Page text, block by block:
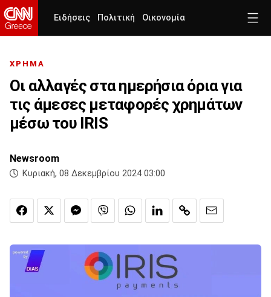
Ειδήσεις Πολιτική Οικονομία
ΧΡΗΜΑ
Οι αλλαγές στα ημερήσια όρια για
τις άμεσες μεταφορές χρημάτων
μέσω του IRIS
Newsroom
Κυριακή, 08 Δεκεμβρίου 2024 03:00